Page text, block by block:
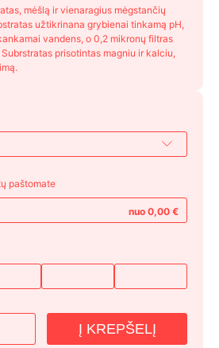
mėšlą ir vienaragius mėgstančių
užtikrinana grybienai tinkamą pH,
vandens, o 0,2 mikronų filtras
prisotintas magniu ir kalciu,
paštomate
nuo 0,00 €
Į KREPŠELĮ